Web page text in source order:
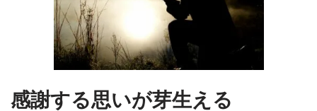
感謝する思いが芽生える